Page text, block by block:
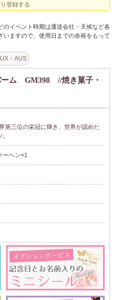
登録する
イベント時期は運送会社・天候など各
ますので、使用日までの余裕をもって
・AUS
ム GM398 //焼き菓子・
第三位の栄冠に輝き、世界が認めた
ーヘン×1